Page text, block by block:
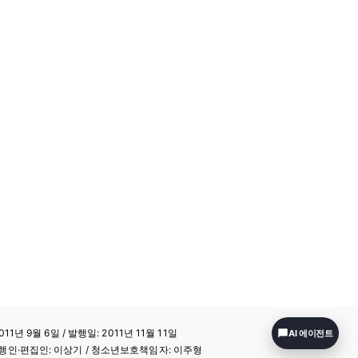
년 9월 6일 / 발행일: 2011년 11월 11일
·편집인: 이상기 / 청소년보호책임자: 이주형
AI 에이전트